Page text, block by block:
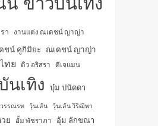
า งานแต่ง ณเดชน์ ญาญ่า
ชน์ คูกิมิยะ ณเดชน์ ญาญ่า
ทย ดิว อริสรา ดีเจแมน
นเทิง
บุ๋ม ปนัดดา
วรรณรท วุ้นเส้น
วุ้นเส้น วิริฒิพา
ย อั้ม พัชราภา อุ้ม ลักขณา